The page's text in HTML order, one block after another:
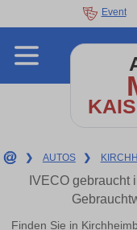
Event
❯ AUTOS ❯
IVECO gebraucht
Finden Sie in